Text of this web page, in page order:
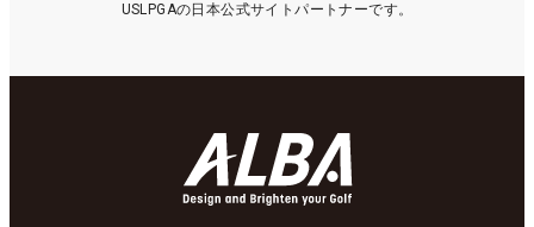
USLPGAの日本公式サイトパートナーです。